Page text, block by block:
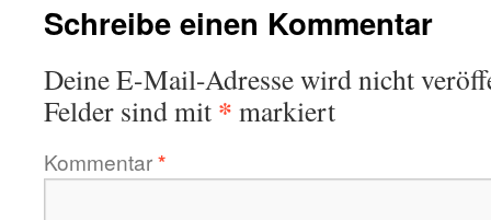
Schreibe einen Kommentar
Deine E-Mail-Adresse wird nicht
Felder sind mit * markiert
Kommentar*